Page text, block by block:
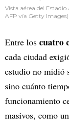
Vista aérea del
AFP vía Getty Images).
Entre los cuatro
cada ciudad
estudio no midió
sino cuánto
funcionamiento
masivos, como